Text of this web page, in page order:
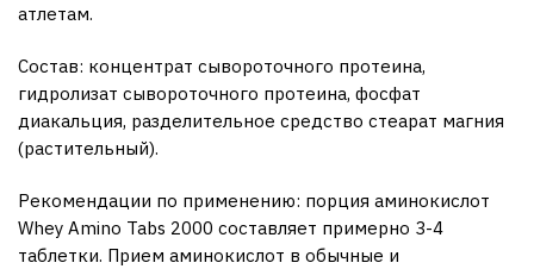
атлетам.
Состав: концентрат сывороточного протеина,
гидролизат сывороточного протеина, фосфат
диакальция, разделительное средство стеарат магния
(растительный).
Рекомендации по применению: порция аминокислот
Whey Amino Tabs 2000 составляет примерно 3-4
таблетки. Прием аминокислот в обычные и